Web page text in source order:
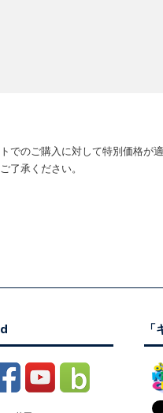
のご購入に対して特別価格が
了承ください。